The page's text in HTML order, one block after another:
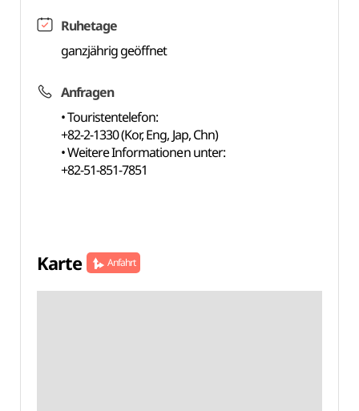
Ruhetage
ganzjährig geöffnet
Anfragen
• Touristentelefon:
+82-2-1330 (Kor, Eng, Jap, Chn)
• Weitere Informationen unter:
+82-51-851-7851
Karte Anfahrt